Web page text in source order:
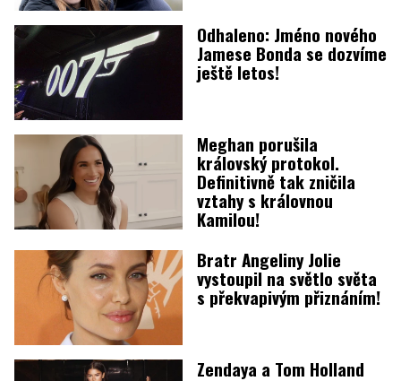
Odhaleno: Jméno nového
Jamese Bonda se dozvíme
ještě letos!
Meghan porušila
královský protokol.
Definitivně tak zničila
vztahy s královnou
Kamilou!
Bratr Angeliny Jolie
vystoupil na světlo světa
s překvapivým přiznáním!
Zendaya a Tom Holland